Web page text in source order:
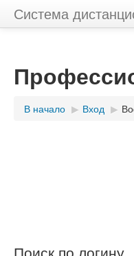
Система
В начало ▶︎ Вход ▶︎
Поиск по логину